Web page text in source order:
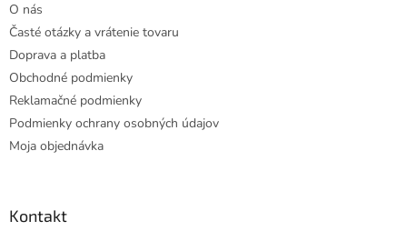
O nás
Časté otázky a vrátenie tovaru
Doprava a platba
Obchodné podmienky
Reklamačné podmienky
Podmienky ochrany osobných údajov
Moja objednávka
Kontakt